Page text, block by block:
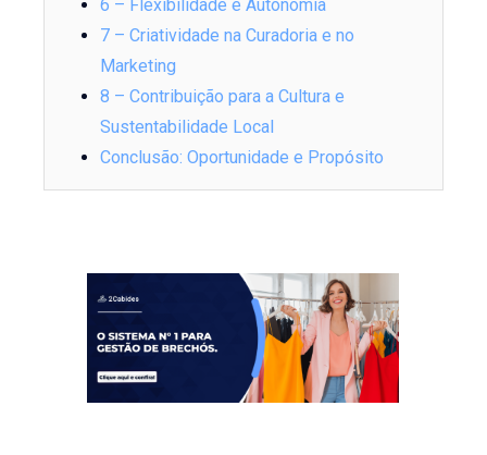
6 – Flexibilidade e Autonomia
7 – Criatividade na Curadoria e no
Marketing
8 – Contribuição para a Cultura e
Sustentabilidade Local
Conclusão: Oportunidade e Propósito